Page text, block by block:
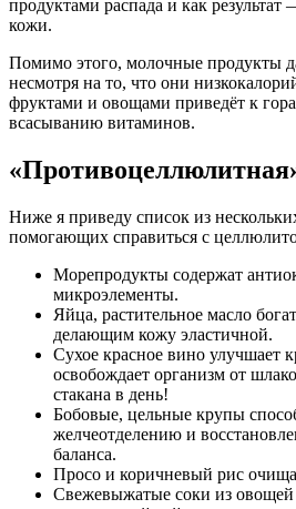
продуктами распада и как результат
кожи.
Помимо этого, молочные продукты
несмотря на то, что они
фруктами и овощами приведёт к
всасыванию витаминов.
Ниже я приведу список из
помогающих справиться с
Морепродукты содержат
микроэлементы.
Яйца, растительное масло
делающим кожу эластичной.
Сухое красное вино улучшает
освобождает организм от
стакана в день!
Бобовые, цельные крупы
желчеотделению и
баланса.
Просо и коричневый рис
Свежевыжатые соки из овощей